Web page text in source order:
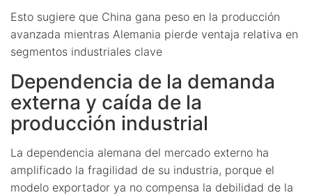
Esto sugiere que China gana peso en la producción
avanzada mientras Alemania pierde ventaja relativa en
segmentos industriales clave
Dependencia de la demanda
externa y caída de la
producción industrial
La dependencia alemana del mercado externo ha
amplificado la fragilidad de su industria, porque el
modelo exportador ya no compensa la debilidad de la